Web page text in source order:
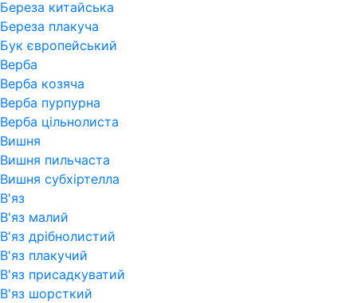
Береза китайська
Береза плакуча
Бук європейський
Верба
Верба козяча
Верба пурпурна
Верба цільнолиста
Вишня
Вишня пильчаста
Вишня субхіртелла
В'яз
В'яз малий
В'яз дрібнолистий
В'яз плакучий
В'яз присадкуватий
В'яз шорсткий